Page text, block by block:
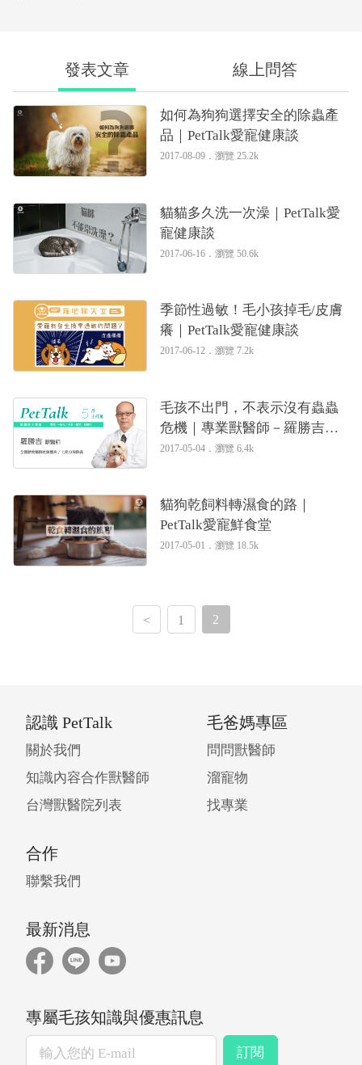
發表文章 線上問答
如何為狗狗選擇安全的除蟲產
品｜PetTalk愛寵健康談
2017-08-09．瀏覽 25.2k
貓貓多久洗一次澡｜PetTalk愛
寵健康談
2017-06-16．瀏覽 50.6k
季節性過敏！毛小孩掉毛/皮膚
癢｜PetTalk愛寵健康談
2017-06-12．瀏覽 7.2k
毛孩不出門，不表示沒有蟲蟲
危機｜專業獸醫師－羅勝吉醫
師
2017-05-04．瀏覽 6.4k
貓狗乾飼料轉濕食的路｜
PetTalk愛寵鮮食堂
2017-05-01．瀏覽 18.5k
< 1 2
認識 PetTalk
關於我們
知識內容合作獸醫師
台灣獸醫院列表
毛爸媽專區
問問獸醫師
溜寵物
找專業
合作
聯繫我們
最新消息
專屬毛孩知識與優惠訊息
訂閱